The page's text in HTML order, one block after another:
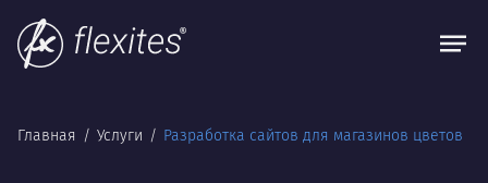
Главная Услуги Разработка сайтов для магазинов цветов